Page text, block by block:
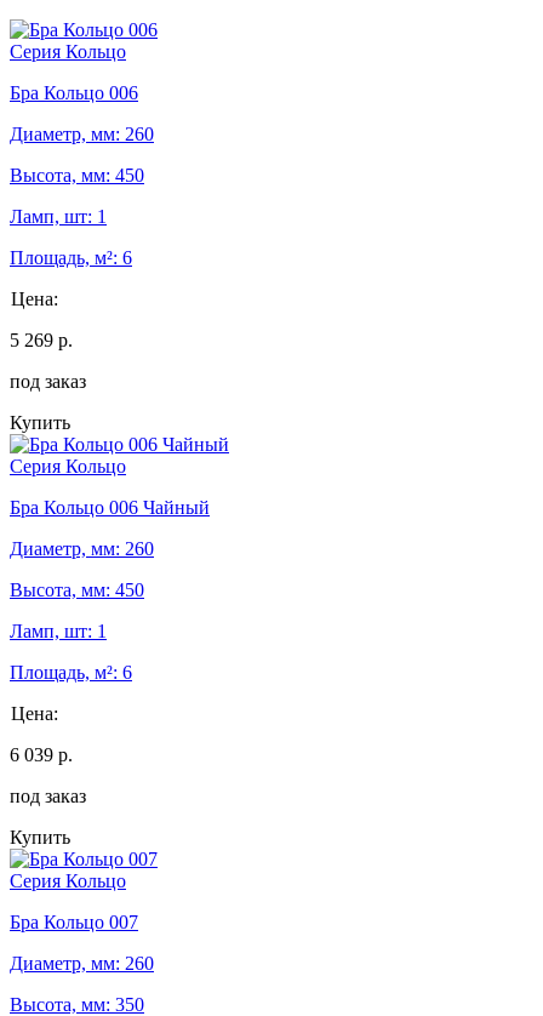
Серия Кольцо
Бра Кольцо 006
Диаметр, мм: 260
Высота, мм: 450
Ламп, шт: 1
Площадь, м²: 6
Цена:
5 269 р.
под заказ
Купить
Серия Кольцо
Бра Кольцо 006 Чайный
Диаметр, мм: 260
Высота, мм: 450
Ламп, шт: 1
Площадь, м²: 6
Цена:
6 039 р.
под заказ
Купить
Серия Кольцо
Бра Кольцо 007
Диаметр, мм: 260
Высота, мм: 350